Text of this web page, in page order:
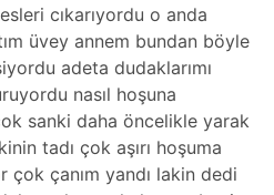
cıkarıyordu o anda
üvey annem bundan böyle
adeta dudaklarımı
nasıl hoşuna
sanki daha öncelikle yarak
tadı çok aşırı hoşuma
çok çanım yandı lakin dedi